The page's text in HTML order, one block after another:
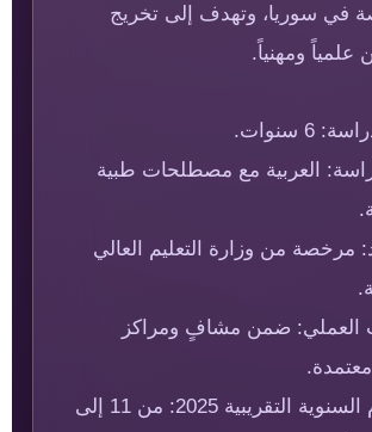
في سوريا، وتهدف إلى تخريج
علمياً ومهنياً.
6 سنوات.
العربية مع مصطلحات طبية
مرخصة من وزارة التعليم العالي
العملي: ضمن مشافٍ ومراكز
الرسوم السنوية التقريبية 2025: من 11 إلى